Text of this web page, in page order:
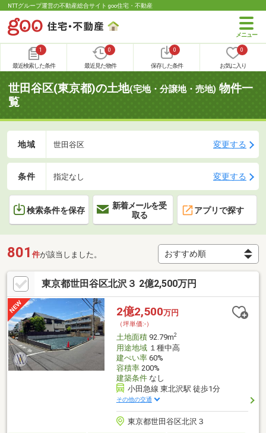
NTTグループ運営の不動産総合サイト goo住宅・不動産
1
最近検索した条件
0
最近見た物件
0
保存した条件
0
お気に入り
世田谷区(東京都)の土地(宅地・分譲地・売地) 物件一
覧
地域 世田谷区 変更する
条件 指定なし 変更する
検索条件を保存
新着メールを受
取る
アプリで探す
801 件が該当しました。
東京都世田谷区北沢３ 2億2,500万円
2億2,500万円
（坪単価:-）
土地面積92.79m2
用途地域１種中高
建ぺい率60%
容積率200%
建築条件なし
小田急線 東北沢駅 徒歩1分
その他の交通
東京都世田谷区北沢３